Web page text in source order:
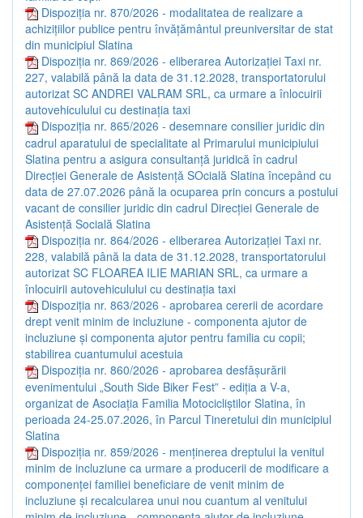
Dispoziția nr. 870/2026 - modalitatea de realizare a
achizițiilor publice pentru învățământul preuniversitar de stat
din municipiul Slatina
Dispoziția nr. 869/2026 - eliberarea Autorizației Taxi nr.
227, valabilă până la data de 31.12.2028, transportatorului
autorizat SC ANDREI VALRAM SRL, ca urmare a înlocuirii
autovehiculului cu destinația taxi
Dispoziția nr. 865/2026 - desemnare consilier juridic din
cadrul aparatului de specialitate al Primarului municipiului
Slatina pentru a asigura consultanță juridică în cadrul
Direcției Generale de Asistență SOcială Slatina începând cu
data de 27.07.2026 până la ocuparea prin concurs a postului
vacant de consilier juridic din cadrul Direcției Generale de
Asistență Socială Slatina
Dispoziția nr. 864/2026 - eliberarea Autorizației Taxi nr.
228, valabilă până la data de 31.12.2028, transportatorului
autorizat SC FLOAREA ILIE MARIAN SRL, ca urmare a
înlocuirii autovehiculului cu destinația taxi
Dispoziția nr. 863/2026 - aprobarea cererii de acordare
drept venit minim de incluziune - componenta ajutor de
incluziune și componenta ajutor pentru familia cu copii;
stabilirea cuantumului acestuia
Dispoziția nr. 860/2026 - aprobarea desfășurării
evenimentului „South Side Biker Fest” - ediția a V-a,
organizat de Asociația Familia Motocicliștilor Slatina, în
perioada 24-25.07.2026, în Parcul Tineretului din municipiul
Slatina
Dispoziția nr. 859/2026 - menținerea dreptului la venitul
minim de incluziune ca urmare a producerii de modificare a
componenței familiei beneficiare de venit minim de
incluziune și recalcularea unui nou cuantum al venitului